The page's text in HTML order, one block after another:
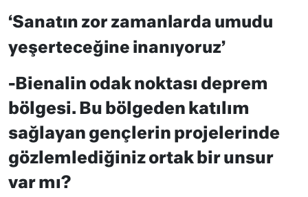
‘Sanatın zor zamanlarda umudu
yeşerteceğine inanıyoruz’
-Bienalin odak noktası deprem
bölgesi. Bu bölgeden katılım
sağlayan gençlerin projelerinde
gözlemlediğiniz ortak bir unsur
var mı?